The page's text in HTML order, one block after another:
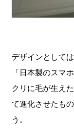
デザインとして
「日本製のスマ
クリに毛が生え
て進化させたも
う。